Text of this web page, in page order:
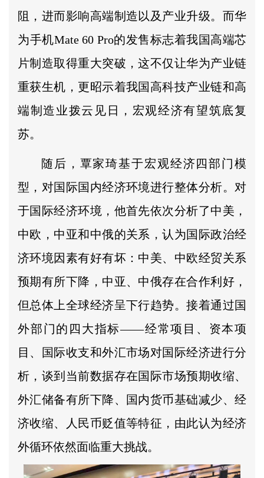
阻，进而影响高端制造以及产业升级。而华
为手机Mate 60 Pro的发售标志着我国高端芯
片制造取得重大突破，这不仅让华为产业链
重获生机，更昭示着我国高科技产业链和高
端制造业拨云见日，宏观经济有望筑底复
苏。
随后，覃家琦基于宏观经济四部门模
型，对国际国内经济环境进行整体分析。对
于国际经济环境，他首先依次分析了中美，
中欧，中亚和中俄的关系，认为国际政治经
济环境因素有好有坏：中美、中欧经贸关系
预期有所下降，中亚、中俄存在合作利好，
但总体上全球经济呈下行趋势。接着通过国
外部门的四大指标——经常项目、资本项
目、国际收支和外汇市场对国际经济进行分
析，谈到当前数据存在国际市场预期收缩、
外汇储备有所下降、国内货币基础减少、经
济收缩、人民币贬值等特征，由此认为经济
外循环依然面临重大挑战。